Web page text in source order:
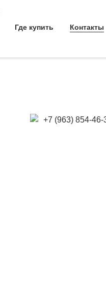
Где купить
Контакты
+7 (963) 854-46-